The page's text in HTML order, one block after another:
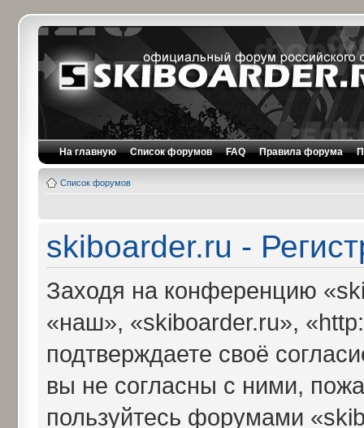
На главную Список форумов FAQ Правила форума
Список форумов
skiboarder.ru -
Заходя на конференцию
«наш», «skiboarder.ru»,
подтверждаете своё
вы не согласны с ними,
пользуйтесь форумами